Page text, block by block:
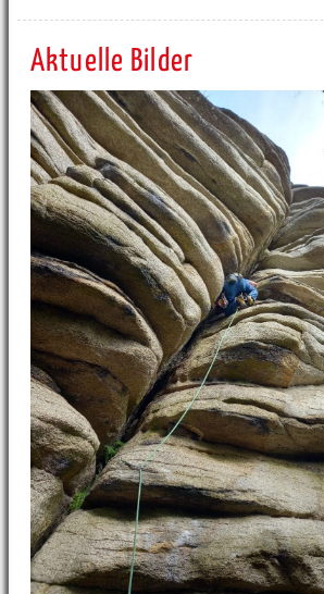
Aktuelle Bilder